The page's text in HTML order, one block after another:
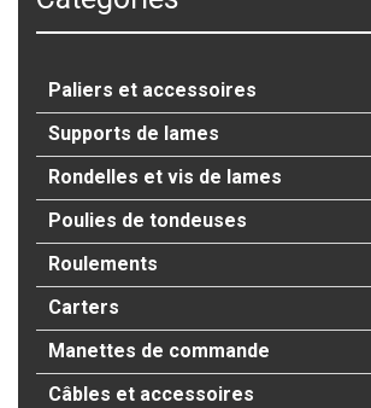
Paliers et accessoires
Supports de lames
Rondelles et vis de lames
Poulies de tondeuses
Roulements
Carters
Manettes de commande
Câbles et accessoires